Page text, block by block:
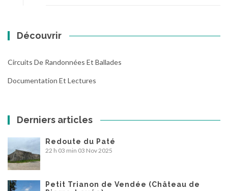
Découvrir
Circuits De Randonnées Et Ballades
Documentation Et Lectures
Derniers articles
Redoute du Paté
22 h 03 min 03 Nov 2025
Petit Trianon de Vendée (Château de